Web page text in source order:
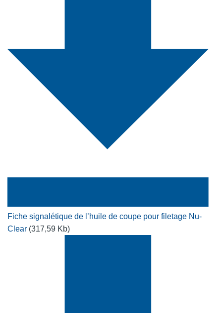
Fiche signalétique de l’huile de coupe pour filetage Nu-
Clear (317,59 Kb)